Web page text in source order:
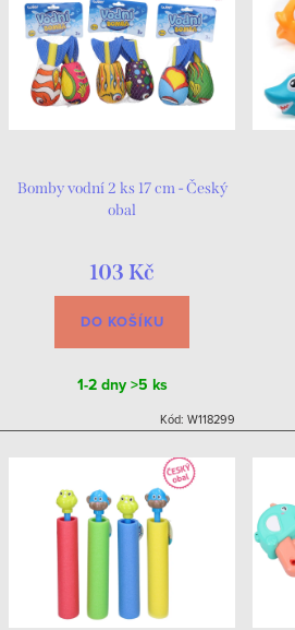
Bomby vodní 2 ks 17 cm - Český
obal
103 Kč
DO KOŠÍKU
1-2 dny >5 ks
Kód: W118299